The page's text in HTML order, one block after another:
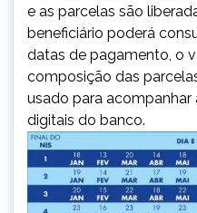
e as parcelas são
beneficiário poderá
datas de pagamento, o
composição das
usado para
digitais do banco.